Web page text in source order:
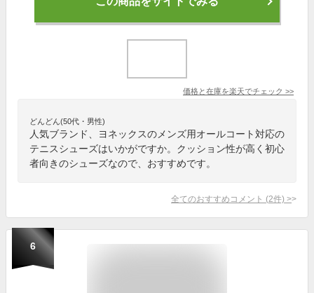
価格と在庫を楽天でチェック >>
どんどん(50代・男性)
人気ブランド、ヨネックスのメンズ用オールコート対応の
テニスシューズはいかがですか。クッション性が高く初心
者向きのシューズなので、おすすめです。
全てのおすすめコメント (2件) >
6